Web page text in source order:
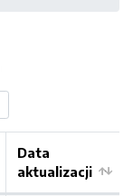
Data
aktualizacji